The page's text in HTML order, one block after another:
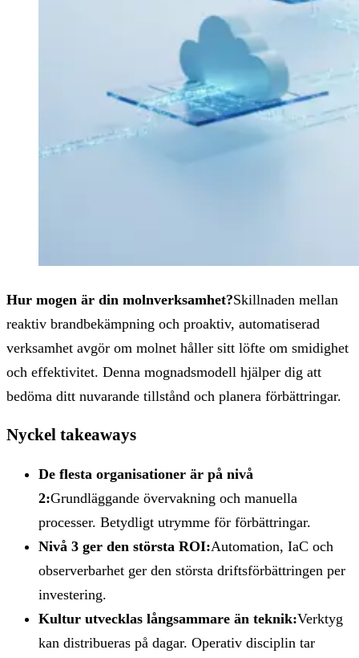
Hur mogen är din molnverksamhet?Skillnaden mellan
reaktiv brandbekämpning och proaktiv, automatiserad
verksamhet avgör om molnet håller sitt löfte om smidighet
och effektivitet. Denna mognadsmodell hjälper dig att
bedöma ditt nuvarande tillstånd och planera förbättringar.
Nyckel takeaways
De flesta organisationer är på nivå
2:Grundläggande övervakning och manuella
processer. Betydligt utrymme för förbättringar.
Nivå 3 ger den största ROI:Automation, IaC och
observerbarhet ger den största driftsförbättringen per
investering.
Kultur utvecklas långsammare än teknik:Verktyg
kan distribueras på dagar. Operativ disciplin tar